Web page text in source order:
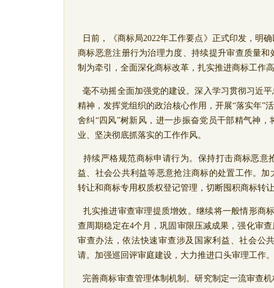
日前，《商标局2022年工作要点》正式印发，明
商标恶意注册行为治理力度、持续提升审查质量
制为牵引，全面深化商标改革，扎实推进商标工作
毫不动摇全面加强党的建设。深入学习贯彻习近
精神，发挥党组织的政治核心作用，开展“落实年”
舍纠 “四风”树新风，进一步振奋党员干部精气神
业、坚决彻底抓落实的工作作风。
持续严格规范商标申请行为。 保持打击商标恶意
益、社会公共利益等恶意抢注商标的处置工作。
转让和商标专用权质权登记管理，切断囤积商标转
扎实推进审查审理提质增效。继续将一般情形商
查周期稳定在4个月，巩固审限压减成果，强化审
审查办法，依法快速审查涉及国家利益、社会公
请。加强巡回评审庭建设，大力推进口头审理工作。
完善商标审查管理体制机制。研究制定一流审查